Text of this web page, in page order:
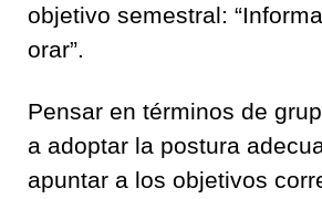
objetivo semestral:
orar”.
Pensar en términos de
a adoptar la postura
apuntar a los objetivos